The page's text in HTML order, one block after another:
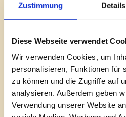
Zustimmung Details
Diese Webseite verwendet
Wir verwenden Cookies, um
personalisieren, Funktionen für
zu können und die Zugriffe auf
analysieren. Außerdem geben
Verwendung unserer Website
Floristikfachgeschäft in
Adelebsen und ein
uns.
Besuchen Sie uns auf unsere
Homepage und in unserem
Laden.
200m entfernt von unsere